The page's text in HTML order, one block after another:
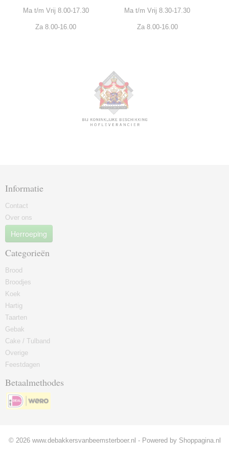
Ma t/m Vrij 8.00-17.30
Za 8.00-16.00
Ma t/m Vrij 8.30-17.30
Za 8.00-16.00
Informatie
Contact
Over ons
Herroeping
Categorieën
Brood
Broodjes
Koek
Hartig
Taarten
Gebak
Cake / Tulband
Overige
Feestdagen
Betaalmethodes
© 2026 www.debakkersvanbeemsterboer.nl - Powered by Shoppagina.nl